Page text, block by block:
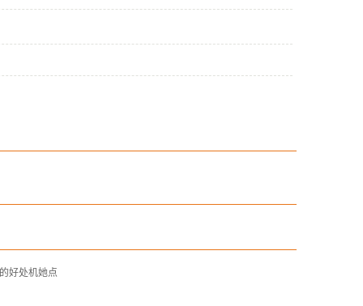
好处机她点